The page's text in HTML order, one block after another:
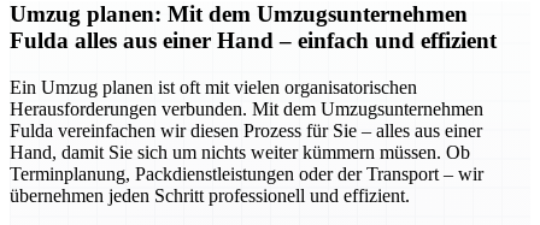
Umzug planen: Mit dem Umzugsunternehmen
Fulda alles aus einer Hand – einfach und effizient
Ein Umzug planen ist oft mit vielen organisatorischen
Herausforderungen verbunden. Mit dem Umzugsunternehmen
Fulda vereinfachen wir diesen Prozess für Sie – alles aus einer
Hand, damit Sie sich um nichts weiter kümmern müssen. Ob
Terminplanung, Packdienstleistungen oder der Transport – wir
übernehmen jeden Schritt professionell und effizient.